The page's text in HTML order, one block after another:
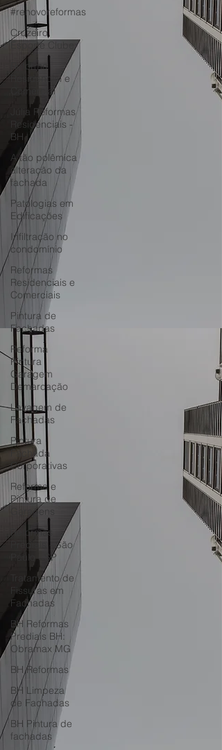
#renovoreformas
Cruzeiro
Esporte Clube
Reforma
Residencial e
Comercial
Júlia Reformas
Residenciais -
BH
A tão polêmica
alteração da
fachada
Patologias em
Edificações
Infiltração no
condomínio
Reformas
Residenciais e
Comerciais
Pintura de
Fachadas
Reforma
Pintura
Garagem
Demarcação
Lavagem de
Fachadas
Pintura
Fachada
Corporativas
Reforma e
Pintura de
Garagens
Reformas
Prediais - São
Paulo - SP
Tratamento de
Fissuras em
Fachadas
BH Reformas
Prediais BH:
Obramax MG
BH Reformas
BH Limpeza
de Fachadas
BH Pintura de
fachadas